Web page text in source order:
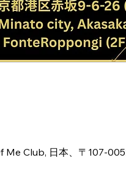
Me Club, 日本、〒107-